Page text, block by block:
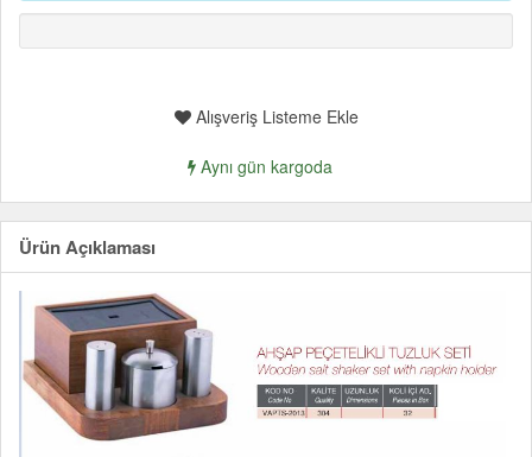
Alışveriş Listeme Ekle
Aynı gün kargoda
Ürün Açıklaması